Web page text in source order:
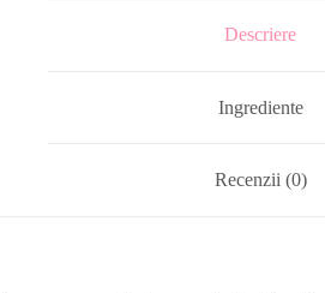
Descriere
Ingrediente
Recenzii (0)